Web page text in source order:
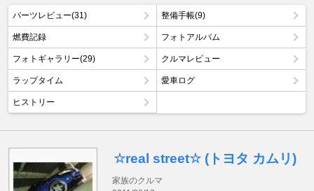
パーツレビュー(31) 整備手帳(9)
燃費記録 フォトアルバム
フォトギャラリー(29) クルマレビュー
ラップタイム 愛車ログ
ヒストリー
☆real street☆ (トヨタ カムリ)
家族のクルマ